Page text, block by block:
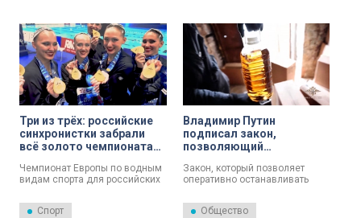
области.
Три из трёх: российские
синхронистки забрали
всё золото чемпионата
Чемпионат Европы по водным
видам спорта для российских
несколько часов назад. И
завершился грандиозным
Спорт
Владимир Путин
подписал закон,
позволяющий
приостанавливать
продажу опасной
Закон, который позволяет
оперативно останавливать
опасной продукции, подписал
президент России Владимир
Общество